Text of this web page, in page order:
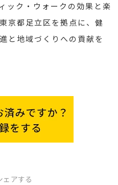
ック・ウォークの効果と楽
京都足立区を拠点に、健
と地域づくりへの貢献を
ェアする